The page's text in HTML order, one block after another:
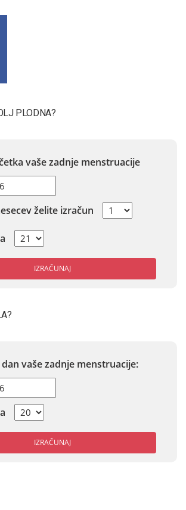
PLODNA?
vaše zadnje menstruacije
želite izračun
IZRAČUNAJ
vaše zadnje menstruacije:
IZRAČUNAJ